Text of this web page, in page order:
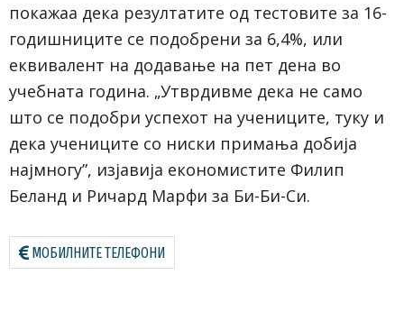
покажаа дека резултатите од тестовите за 16-
годишниците се подобрени за 6,4%, или
еквивалент на додавање на пет дена во
учебната година. „Утврдивме дека не само
што се подобри успехот на учениците, туку и
дека учениците со ниски примања добија
најмногу”, изјавија економистите Филип
Беланд и Ричард Марфи за Би-Би-Си.
МОБИЛНИТЕ ТЕЛЕФОНИ